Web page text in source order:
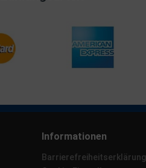
Informationen
Barrierefreiheitserklärung